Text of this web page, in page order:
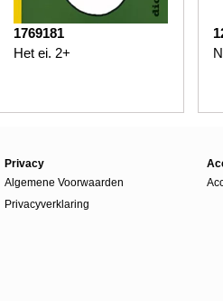
1769181
Het ei. 2+
Privacy
Algemene Voorwaarden
Privacyverklaring